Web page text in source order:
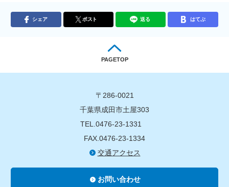
シェア ポスト 送る はてぶ
PAGETOP
〒286-0021
千葉県成田市土屋303
TEL.0476-23-1331
FAX.0476-23-1334
交通アクセス
お問い合わせ